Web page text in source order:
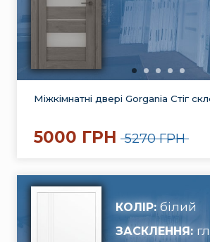
Міжкімнатні двері Gorgania Стіг
5000 ГРН 5270 ГРН
КОЛІР: білий
ЗАСКЛЕННЯ: